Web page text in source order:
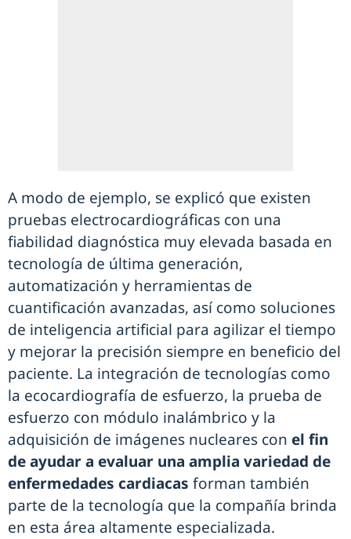
A modo de ejemplo, se explicó que existen
pruebas electrocardiográficas con una
fiabilidad diagnóstica muy elevada basada en
tecnología de última generación,
automatización y herramientas de
cuantificación avanzadas, así como soluciones
de inteligencia artificial para agilizar el tiempo
y mejorar la precisión siempre en beneficio del
paciente. La integración de tecnologías como
la ecocardiografía de esfuerzo, la prueba de
esfuerzo con módulo inalámbrico y la
adquisición de imágenes nucleares con el fin
de ayudar a evaluar una amplia variedad de
enfermedades cardiacas forman también
parte de la tecnología que la compañía brinda
en esta área altamente especializada.